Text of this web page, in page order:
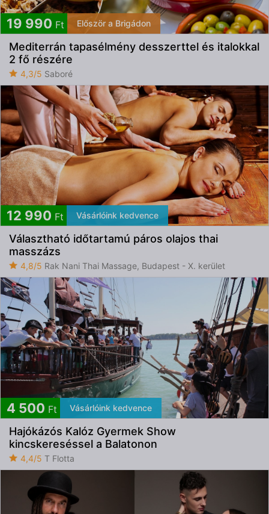
19 990 Ft Először a Brigádon
Mediterrán tapasélmény desszerttel és italokkal
2 fő részére
4,3/5 Saboré
12 990 Ft Vásárlóink kedvence
Választható időtartamú páros olajos thai
masszázs
4,8/5 Rak Nani Thai Massage, Budapest - X. kerület
4 500 Ft Vásárlóink kedvence
Hajókázós Kalóz Gyermek Show
kincskereséssel a Balatonon
4,4/5 T Flotta